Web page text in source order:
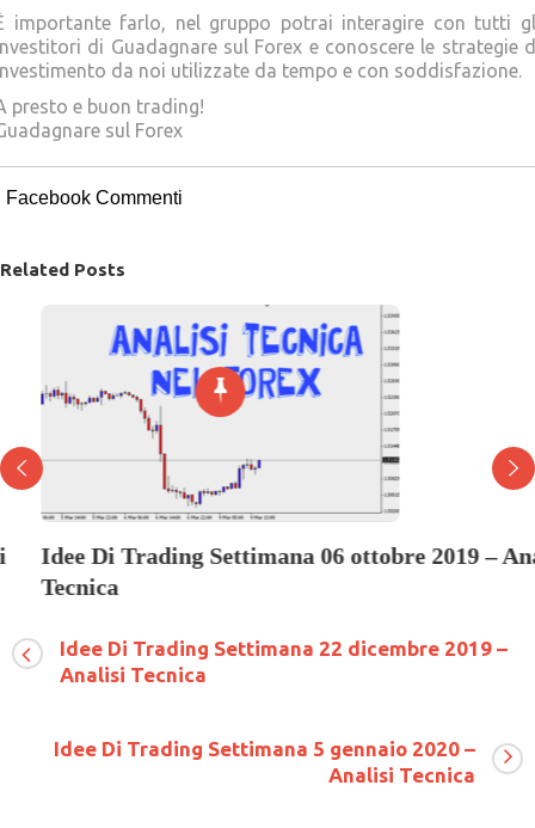
importante farlo, nel gruppo potrai interagire con tutti
di Guadagnare sul Forex e conoscere le strategie
da noi utilizzate da tempo e con soddisfazione.
presto e buon trading!
sul Forex
Facebook Commenti
Related Posts
Idee Di Trading Settimana 06 ottobre 2019 – Analisi
Tecnica
Idee
Di
ottobre
2019
Idee Di Trading Settimana 22 dicembre 2019 –
Analisi Tecnica
Idee Di Trading Settimana 5 gennaio 2020 –
Analisi Tecnica